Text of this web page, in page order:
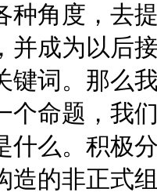
种角度，去
并成为以后
键词。那么
个命题，我
什么。积极
造的非正式